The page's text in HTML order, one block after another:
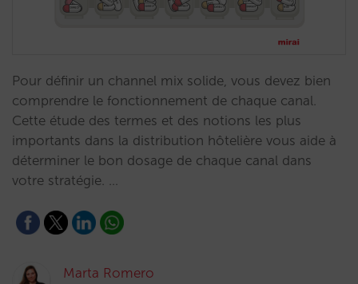
Pour définir un channel mix solide, vous devez bien
comprendre le fonctionnement de chaque canal.
Cette étude des termes et des notions les plus
importants dans la distribution hôtelière vous aide à
déterminer le bon dosage de chaque canal dans
votre stratégie. …
Marta Romero